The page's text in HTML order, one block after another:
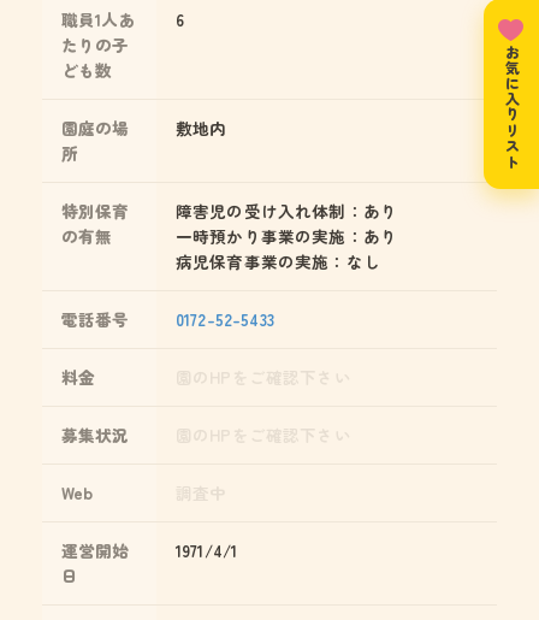
職員1人あ
たりの子
ども数
6
園庭の場
所
敷地内
特別保育
の有無
障害児の受け入れ体制：あり
一時預かり事業の実施：あり
病児保育事業の実施：なし
電話番号 0172-52-5433
料金
募集状況
Web
運営開始
日
1971/4/1
お気に入りリスト